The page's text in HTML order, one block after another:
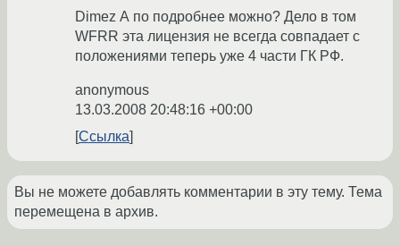
Dimez А по подробнее можно? Дело в том
WFRR эта лицензия не всегда совпадает с
положениями теперь уже 4 части ГК РФ.
anonymous
13.03.2008 20:48:16 +00:00
Ссылка
Вы не можете добавлять комментарии в эту тему. Тема
перемещена в архив.